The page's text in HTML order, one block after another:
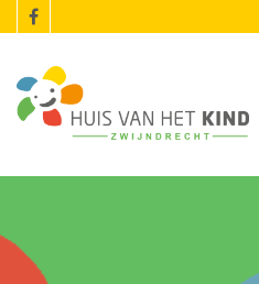
Overslaan en naar de inhoud gaan